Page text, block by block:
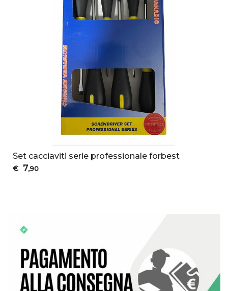
Set cacciaviti serie professionale forbest
€ 7,90